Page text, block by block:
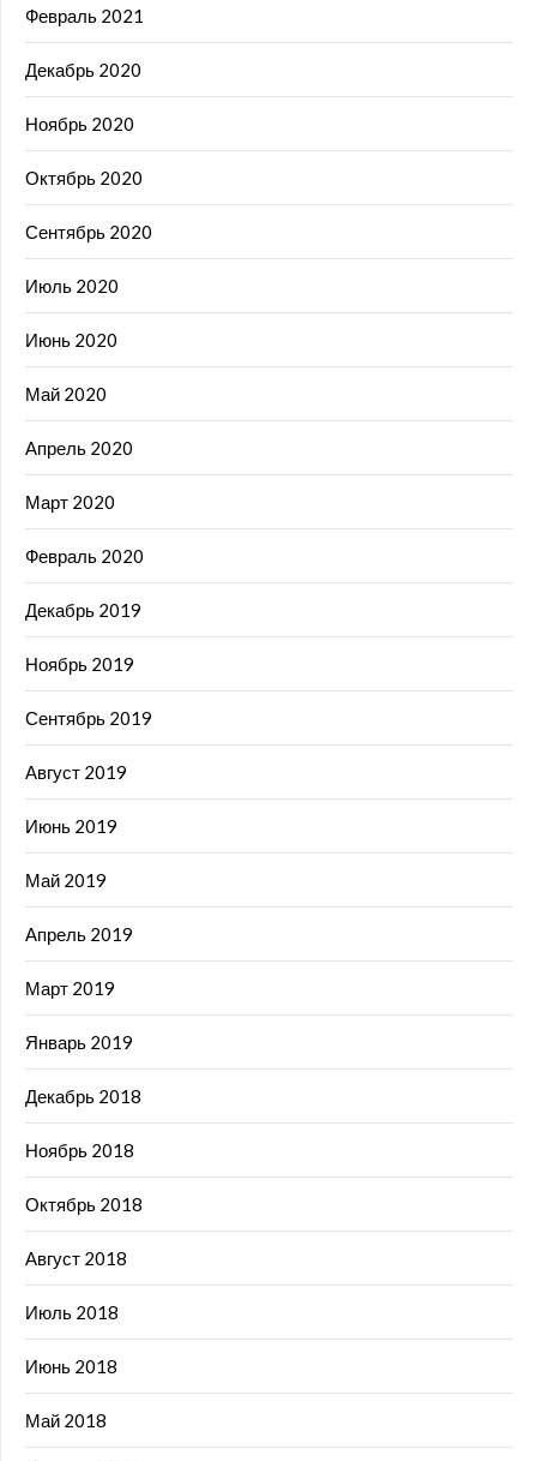
Февраль 2021
Декабрь 2020
Ноябрь 2020
Октябрь 2020
Сентябрь 2020
Июль 2020
Июнь 2020
Май 2020
Апрель 2020
Март 2020
Февраль 2020
Декабрь 2019
Ноябрь 2019
Сентябрь 2019
Август 2019
Июнь 2019
Май 2019
Апрель 2019
Март 2019
Январь 2019
Декабрь 2018
Ноябрь 2018
Октябрь 2018
Август 2018
Июль 2018
Июнь 2018
Май 2018